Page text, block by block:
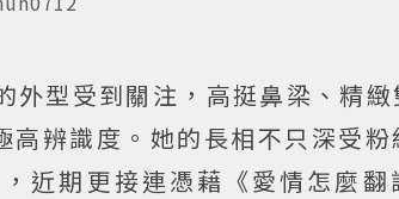
外型受到關注，高挺鼻梁、精
辨識度。她的長相不只深受
近期更接連憑藉《愛情怎麼翻